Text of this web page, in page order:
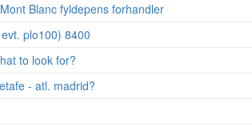
Blanc fyldepens forhandler
plo100) 8400
to look for?
- atl. madrid?